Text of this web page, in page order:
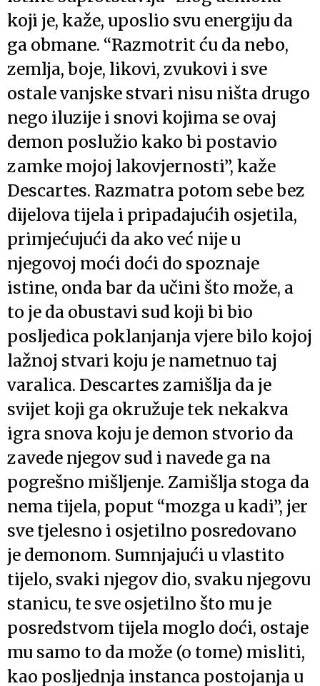
koji je, kaže, uposlio svu energiju da
ga obmane. “Razmotrit ću da nebo,
zemlja, boje, likovi, zvukovi i sve
ostale vanjske stvari nisu ništa drugo
nego iluzije i snovi kojima se ovaj
demon poslužio kako bi postavio
zamke mojoj lakovjernosti”, kaže
Descartes. Razmatra potom sebe bez
dijelova tijela i pripadajućih osjetila,
primjećujući da ako već nije u
njegovoj moći doći do spoznaje
istine, onda bar da učini što može, a
to je da obustavi sud koji bi bio
posljedica poklanjanja vjere bilo kojoj
lažnoj stvari koju je nametnuo taj
varalica. Descartes zamišlja da je
svijet koji ga okružuje tek nekakva
igra snova koju je demon stvorio da
zavede njegov sud i navede ga na
pogrešno mišljenje. Zamišlja stoga da
nema tijela, poput “mozga u kadi”, jer
sve tjelesno i osjetilno posredovano
je demonom. Sumnjajući u vlastito
tijelo, svaki njegov dio, svaku njegovu
stanicu, te sve osjetilno što mu je
posredstvom tijela moglo doći, ostaje
mu samo to da može (o tome) misliti,
kao posljednja instanca postojanja u